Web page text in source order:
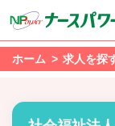
ホーム 求人を探